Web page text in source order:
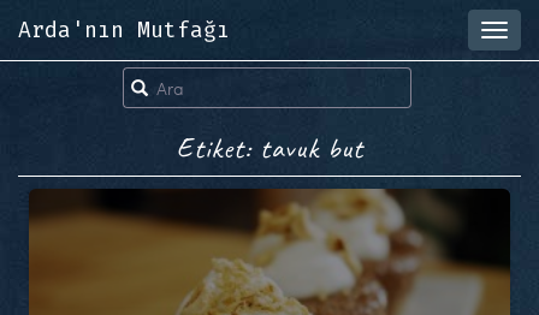
Arda'nın Mutfağı
Etiket: tavuk but